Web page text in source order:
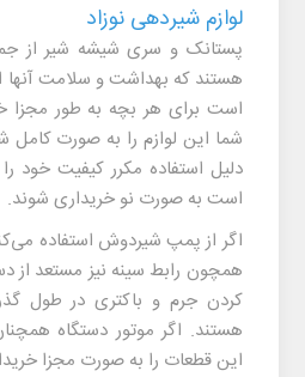
لوازم شیردهی نوزاد
پستانک و سری شیشه شیر از
هستند که بهداشت و سلامت آنها
است برای هر بچه به طور مجزا
شما این لوازم را به صورت کامل
دلیل استفاده مکرر کیفیت خود
است به صورت نو خریداری شوند.
اگر از پمپ شیردوش استفاده
همچون رابط سینه نیز مستعد
کردن جرم و باکتری در طول
هستند. اگر موتور دستگاه
این قطعات را به صورت مجزا